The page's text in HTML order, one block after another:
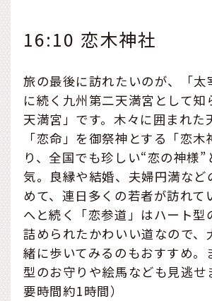
16:10 恋木神社
旅の最後に訪れたいのが、「太
に続く九州第二天満宮として知
天満宮」です。木々に囲まれた
「恋命」を御祭神とする「恋木
り、全国でも珍しい“恋の神様”
気。良縁や結婚、夫婦円満など
めて、連日多くの若者が訪れて
へと続く「恋参道」はハート型
詰められたかわいい道なので、
緒に歩いてみるのもおすすめ。
型のお守りや絵馬なども見逃せ
要時間約1時間）